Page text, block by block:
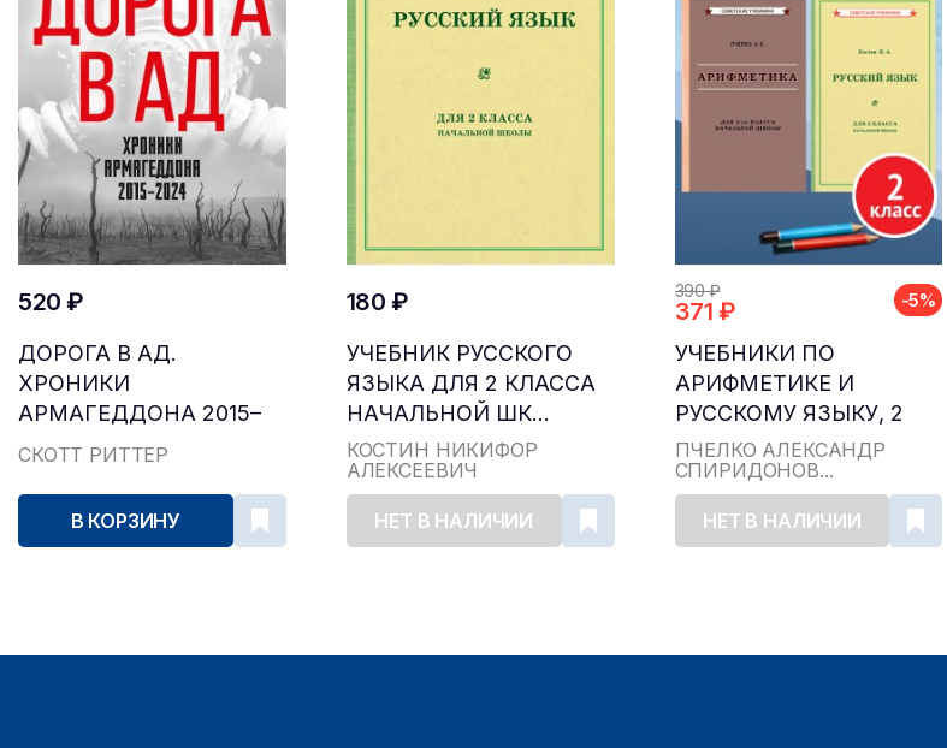
520 ₽
ДОРОГА В АД.
ХРОНИКИ
АРМАГЕДДОНА 2015–
2024
СКОТТ РИТТЕР
В КОРЗИНУ
180 ₽
УЧЕБНИК РУССКОГО
ЯЗЫКА ДЛЯ 2 КЛАССА
НАЧАЛЬНОЙ ШК...
КОСТИН НИКИФОР
АЛЕКСЕЕВИЧ
НЕТ В НАЛИЧИИ
390 ₽
371 ₽ -5%
УЧЕБНИКИ ПО
АРИФМЕТИКЕ И
РУССКОМУ ЯЗЫКУ, 2
КЛАСС...
ПЧЁЛКО АЛЕКСАНДР
СПИРИДОНОВ...
НЕТ В НАЛИЧИИ